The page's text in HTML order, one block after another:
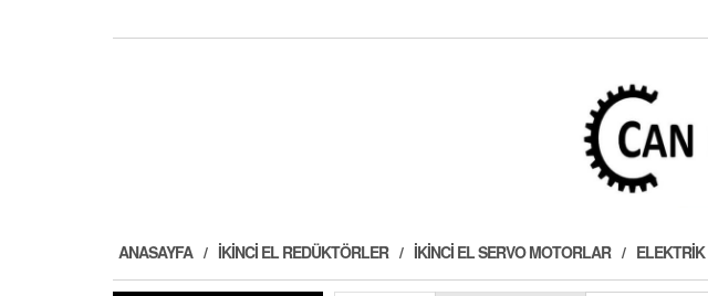
ANASAYFA İKINCI EL REDÜKTÖRLER İKINCI EL SERVO MOTORLAR